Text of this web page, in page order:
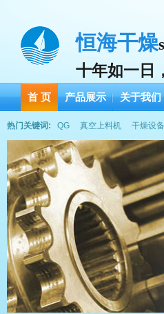
恒海干燥
十年如一日
首 页 产品展示 关于我们
热门关键词: QG 真空上料机 干燥设备